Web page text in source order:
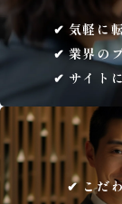
気軽に
業界の
サイト
こだ